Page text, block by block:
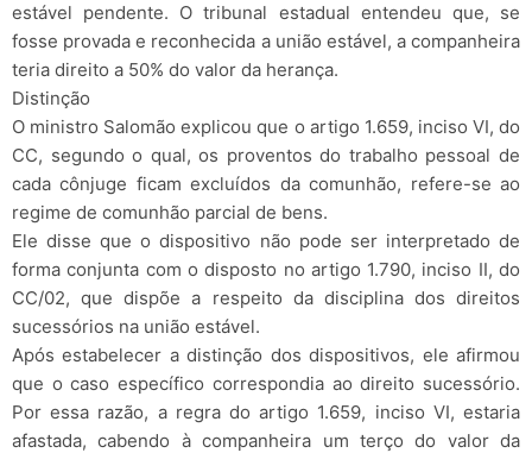
estável pendente. O tribunal estadual entendeu que, se
fosse provada e reconhecida a união estável, a companheira
teria direito a 50% do valor da herança.
Distinção
O ministro Salomão explicou que o artigo 1.659, inciso VI, do
CC, segundo o qual, os proventos do trabalho pessoal de
cada cônjuge ficam excluídos da comunhão, refere-se ao
regime de comunhão parcial de bens.
Ele disse que o dispositivo não pode ser interpretado de
forma conjunta com o disposto no artigo 1.790, inciso II, do
CC/02, que dispõe a respeito da disciplina dos direitos
sucessórios na união estável.
Após estabelecer a distinção dos dispositivos, ele afirmou
que o caso específico correspondia ao direito sucessório.
Por essa razão, a regra do artigo 1.659, inciso VI, estaria
afastada, cabendo à companheira um terço do valor da